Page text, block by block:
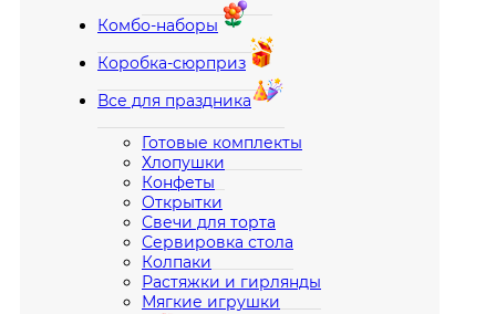
Комбо-наборы
Коробка-сюрприз
Все для праздника
Готовые комплекты
Хлопушки
Конфеты
Открытки
Свечи для торта
Сервировка стола
Колпаки
Растяжки и гирлянды
Мягкие игрушки